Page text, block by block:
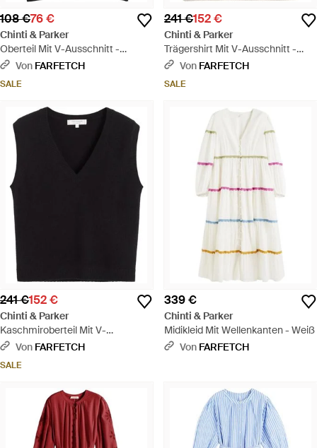
108 €76 €
Chinti & Parker
Oberteil Mit V-Ausschnitt -
Schwarz
Von FARFETCH
SALE
241 €152 €
Chinti & Parker
Trägershirt Mit V-Ausschnitt -
WeißVon FARFETCH
SALE
241 €152 €
Chinti & Parker
Kaschmiroberteil Mit V-
Ausschnitt - Schwarz
Von FARFETCH
SALE
339 €
Chinti & Parker
Midikleid Mit Wellenkanten - Weiß
Von FARFETCH